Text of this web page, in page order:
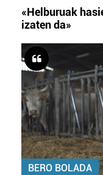
«Helburuak
izaten da»
BERO BOLADA